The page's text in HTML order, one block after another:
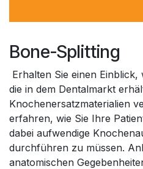
Bone-Splitting
Erhalten Sie einen Einblick,
die in dem Dentalmarkt
Knochenersatzmaterialien
erfahren, wie Sie Ihre
dabei aufwendige
durchführen zu müssen.
anatomischen